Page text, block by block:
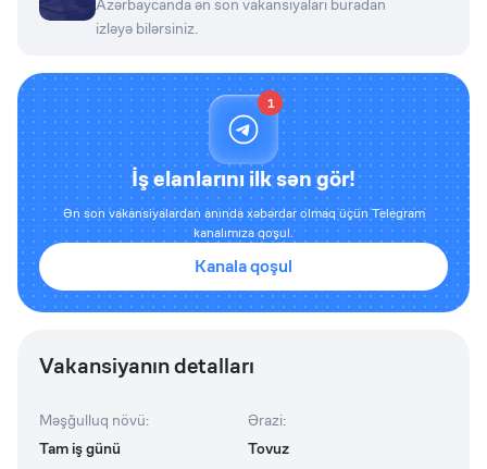
Azərbaycanda ən son vakansiyaları buradan
izləyə bilərsiniz.
1
İş elanlarını ilk sən gör!
Ən son vakansiyalardan anında xəbərdar olmaq üçün Telegram
kanalımıza qoşul.
Kanala qoşul
Vakansiyanın detalları
Məşğulluq növü:
Tam iş günü
Ərazi:
Tovuz